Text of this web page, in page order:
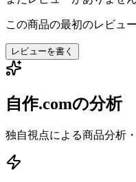
この商品の最初のレビュ
レビューを書く
自作.comの分析
独自視点による商品分析